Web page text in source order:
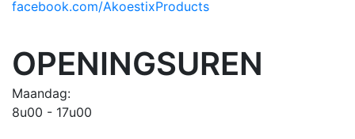
facebook.com/AkoestixProducts
OPENINGSUREN
Maandag:
8u00 - 17u00